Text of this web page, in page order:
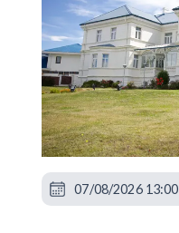
07/08/2026 13:00